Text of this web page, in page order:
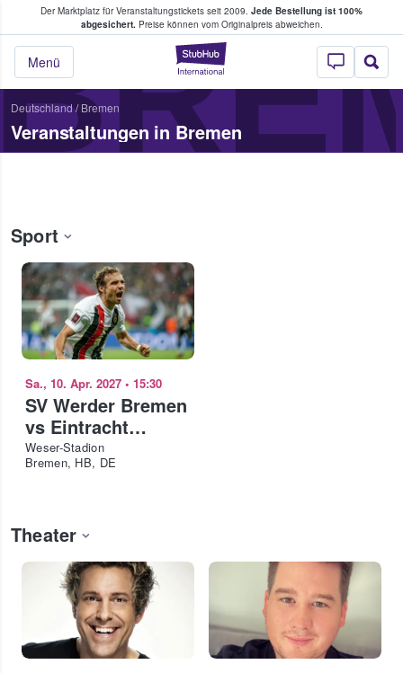
Der Marktplatz für Veranstaltungstickets seit 2009. Jede Bestellung ist 100%
abgesichert.Preise können vom Originalpreis abweichen.
StubHub - Wo
Menü
Tickets kaufen & verkaufen
Deutschland/ Bremen
Veranstaltungen in Bremen
Sport
Sa., 10. Apr. 2027 • 15:30
SV Werder Bremen
vs Eintracht
Frankfurt
Weser-Stadion
Bremen, HB, DE
Theater